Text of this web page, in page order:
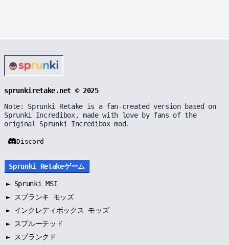
sprunkiretake.net © 2025
Note: Sprunki Retake is a fan-created version based on
Sprunki Incredibox, made with love by fans of the
original Sprunki Incredibox mod.
Discord
Sprunki Retakeゲーム
► Sprunki MSI
►
スプランキ モッズ
► インクレディボックス モッズ
►
スプルーテッド
►
スプランクド